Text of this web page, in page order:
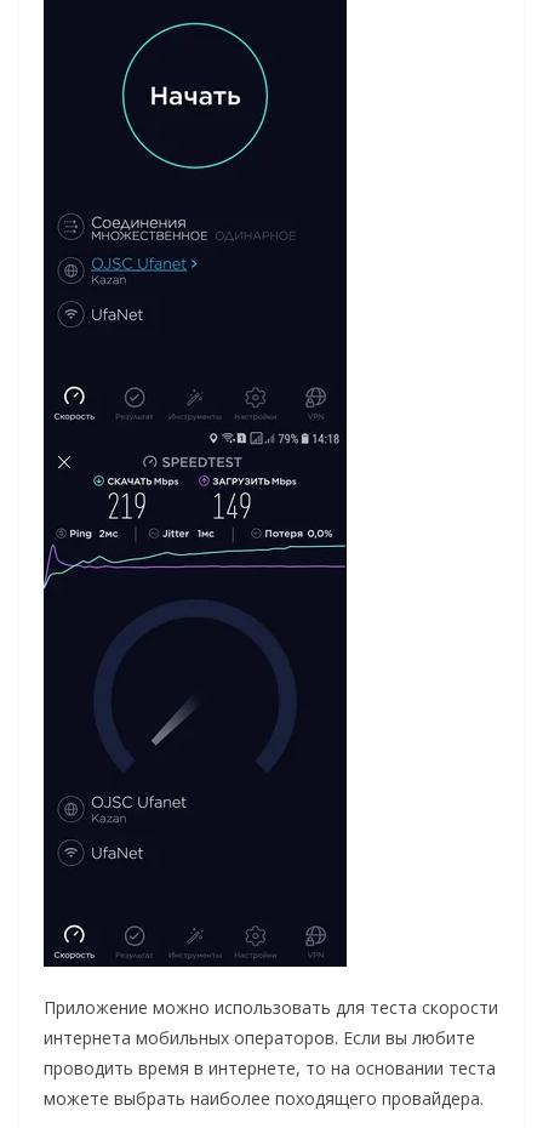
Приложение можно использовать для теста скорости
интернета мобильных операторов. Если вы любите
проводить время в интернете, то на основании теста
можете выбрать наиболее походящего провайдера.